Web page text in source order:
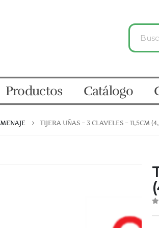
Productos Catálogo
MENAJE TIJERA UÑAS – 3 CLAVELES – 11,5CM